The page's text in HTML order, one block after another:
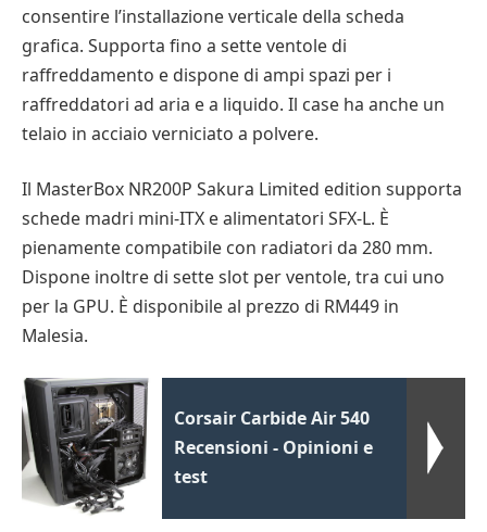
consentire l’installazione verticale della scheda
grafica. Supporta fino a sette ventole di
raffreddamento e dispone di ampi spazi per i
raffreddatori ad aria e a liquido. Il case ha anche un
telaio in acciaio verniciato a polvere.
Il MasterBox NR200P Sakura Limited edition supporta
schede madri mini-ITX e alimentatori SFX-L. È
pienamente compatibile con radiatori da 280 mm.
Dispone inoltre di sette slot per ventole, tra cui uno
per la GPU. È disponibile al prezzo di RM449 in
Malesia.
Corsair Carbide Air 540
Recensioni - Opinioni e
test